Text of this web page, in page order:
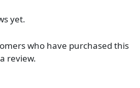
yet.
who have purchased this
review.